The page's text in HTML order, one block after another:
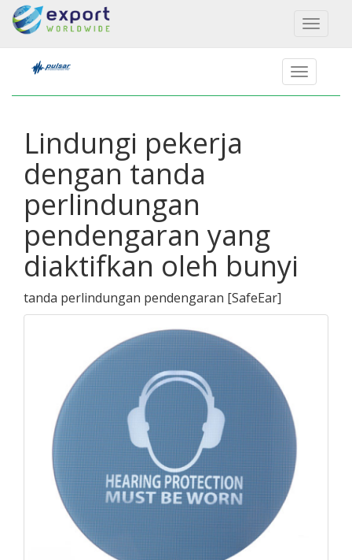
Toggle
Lindungi pekerja
dengan tanda
perlindungan
pendengaran yang
diaktifkan oleh bunyi
tanda perlindungan pendengaran [SafeEar]